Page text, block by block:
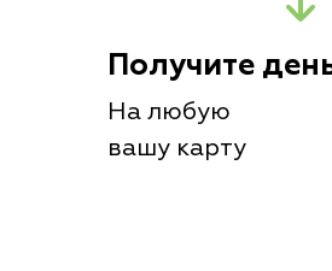
Получите
На любую
вашу карту